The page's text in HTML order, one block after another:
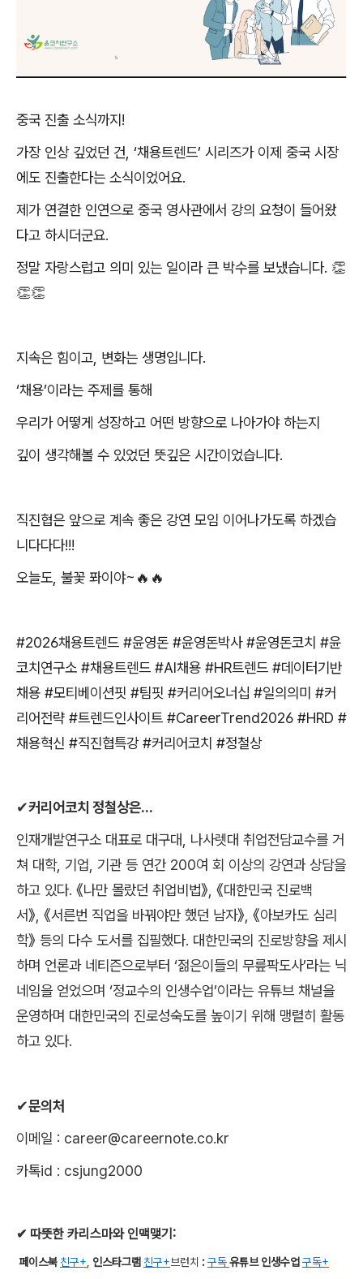
중국 진출 소식까지 !
가장 인상 깊었던 건 , ‘채용트렌드’ 시리즈가 이제 중국 시장
에도 진출한다는 소식이었어요.
제가 연결한 인연으로 중국 영사관에서 강의 요청이 들어왔
다고 하시더군요.
정말 자랑스럽고 의미 있는 일이라 큰 박수를 보냈습니다. 👏
👏👏
지속은 힘이고 변화는 생명입니다.
‘채용’이라는 주제를 통해
우리가 어떻게 성장하고 어떤 방향으로 나아가야 하는지
깊이 생각해볼 수 있었던 뜻깊은 시간이었습니다.
직진협은 앞으로 계속 좋은 강연 모임 이어나가도록 하겠습
니다다다!!!
오늘도 불꽃 퐈이야~🔥🔥
#2026채용트렌드 #윤영돈 #윤영돈박사#윤영돈코치 #윤
코치연구소 #채용트렌드 #AI채용 #HR트렌드 #데이터기반
채용 #모티베이션핏 #팀핏 #커리어오너십 #일의의미 #커
리어전략 #트렌드인사이트 #CareerTrend2026 #HRD #
채용혁신 #직진협특강#커리어코치 #정철상
✔커리어코치 정철상은...
인재개발연구소 대표로 대구대, 나사렛대 취업전담교수를 거
쳐 대학, 기업, 기관 등 연간 200여 회 이상의 강연과 상담을
하고 있다. 《나만 몰랐던 취업비법》, 《대한민국 진로백
서》, 《서른번 직업을 바꿔야만 했던 남자》, 《아보카도 심리
학》 등의 다수 도서를 집필했다. 대한민국의 진로방향을 제시
하며 언론과 네티즌으로부터 ‘젊은이들의 무릎팍도사’라는 닉
네임을 얻었으며 ‘정교수의 인생수업’이라는 유튜브 채널을
운영하며 대한민국의 진로성숙도를 높이기 위해 맹렬히 활동
하고 있다.
✔문의처
이메일 : career@careernote.co.kr
카톡id : csjung2000
✔ 따뜻한 카리스마와 인맥맺기 :
페이스북 친구+ 인스타그램 친구+브런치 :구독유튜브 인생수업 구독+